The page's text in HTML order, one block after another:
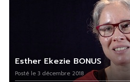
Esther Ekezie BONUS
Posté le 3 décembre 2018